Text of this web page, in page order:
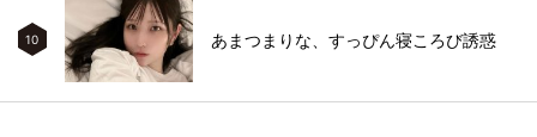
10 あまつまりな、すっぴん寝ころび誘惑